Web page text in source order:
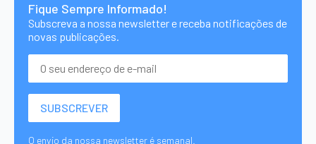
Fique Sempre Informado!
Subscreva a nossa newsletter e receba notificações de
novas publicações.
O envio da nossa newsletter é semanal.